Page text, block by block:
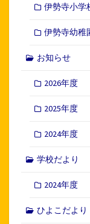
伊勢寺小学
伊勢寺幼稚
お知らせ
2026年度
2025年度
2024年度
学校だより
2024年度
ひよこだより